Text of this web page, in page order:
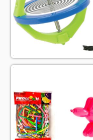
Gyroscope
Ballons à sculpter et
documentation